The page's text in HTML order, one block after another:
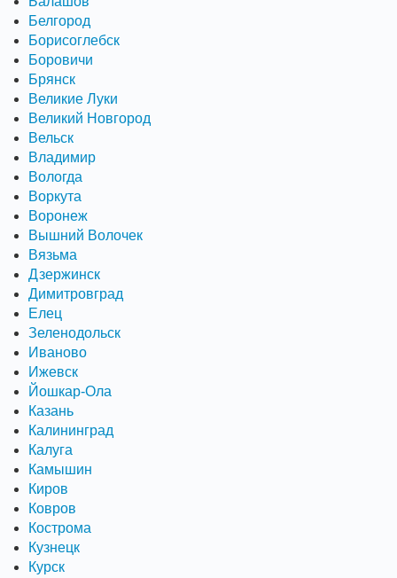
Белгород
Борисоглебск
Боровичи
Брянск
Великие Луки
Великий Новгород
Вельск
Владимир
Вологда
Воркута
Воронеж
Вышний Волочек
Вязьма
Дзержинск
Димитровград
Елец
Зеленодольск
Иваново
Ижевск
Йошкар-Ола
Казань
Калининград
Калуга
Камышин
Киров
Ковров
Кострома
Кузнецк
Курск